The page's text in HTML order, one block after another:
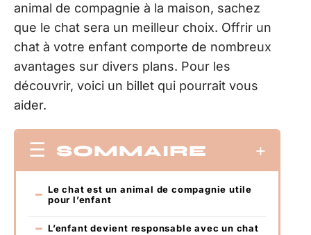
animal de compagnie à la maison, sachez
que le chat sera un meilleur choix. Offrir un
chat à votre enfant comporte de nombreux
avantages sur divers plans. Pour les
découvrir, voici un billet qui pourrait vous
aider.
SOMMAIRE
Le chat est un animal de compagnie utile
pour l’enfant
L’enfant devient responsable avec un chat